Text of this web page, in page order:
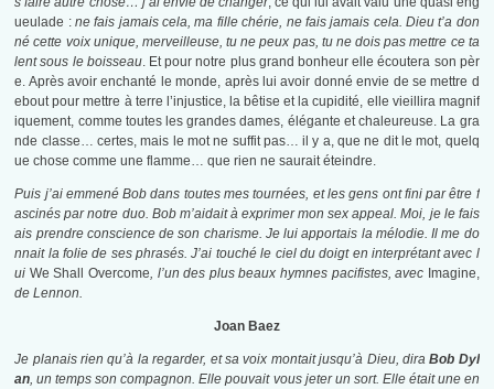
ueulade : ne fais jamais cela, ma fille chérie, ne fais jamais cela. Dieu t’a don
né cette voix unique, merveilleuse, tu ne peux pas, tu ne dois pas mettre ce ta
lent sous le boisseau. Et pour notre plus grand bonheur elle écoutera son pèr
e. Après avoir enchanté le monde, après lui avoir donné envie de se mettre d
ebout pour mettre à terre l’injustice, la bêtise et la cupidité, elle vieillira magnif
iquement, comme toutes les grandes dames, élégante et chaleureuse. La gra
nde classe… certes, mais le mot ne suffit pas… il y a, que ne dit le mot, quelq
ue chose comme une flamme… que rien ne saurait éteindre.
Puis j’ai emmené Bob dans toutes mes tournées, et les gens ont fini par être f
ascinés par notre duo. Bob m’aidait à exprimer mon sex appeal. Moi, je le fais
ais prendre conscience de son charisme. Je lui apportais la mélodie. Il me do
nnait la folie de ses phrasés. J’ai touché le ciel du doigt en interprétant avec l
ui We Shall Overcome, l’un des plus beaux hymnes pacifistes, avec Imagine,
de Lennon.
Joan Baez
Je planais rien qu’à la regarder, et sa voix montait jusqu’à Dieu, diraBob Dyl
an, un temps son compagnon. Elle pouvait vous jeter un sort. Elle était une en